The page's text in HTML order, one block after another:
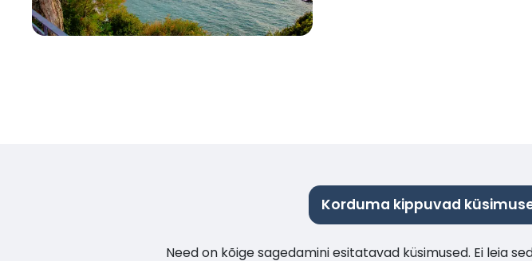
Korduma kippuvad
Need on kõige sagedamini esitatavad küsimused. Ei leia